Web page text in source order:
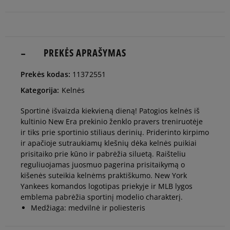
L
Pranešti
man
XL
Pranešti
PREKĖS APRAŠYMAS
Prekės kodas: 11372551
Kategorija: Kelnės
Sportinė išvaizda kiekvieną dieną! Patogios kelnės iš
kultinio New Era prekinio ženklo pravers treniruotėje
ir tiks prie sportinio stiliaus derinių. Priderinto kirpimo
ir apačioje sutraukiamų klešnių dėka kelnės puikiai
prisitaiko prie kūno ir pabrėžia siluetą. Raišteliu
reguliuojamas juosmuo pagerina prisitaikymą o
kišenės suteikia kelnėms praktiškumo. New York
Yankees komandos logotipas priekyje ir MLB lygos
emblema pabrėžia sportinį modelio charakterį.
Medžiaga: medvilnė ir poliesteris